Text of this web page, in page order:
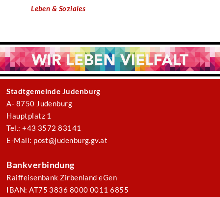
Leben & Soziales
Stadtgemeinde Judenburg
A- 8750 Judenburg
Hauptplatz 1
Tel.: +43 3572 83141
E-Mail: post@judenburg.gv.at
Bankverbindung
Raiffeisenbank Zirbenland eGen
IBAN: AT75 3836 8000 0011 6855